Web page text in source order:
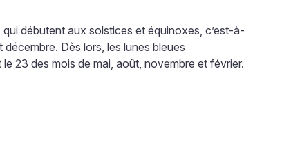
débutent aux solstices et équinoxes, c’est-à-
Dès lors, les lunes bleues
23 des mois de mai, août, novembre et février.